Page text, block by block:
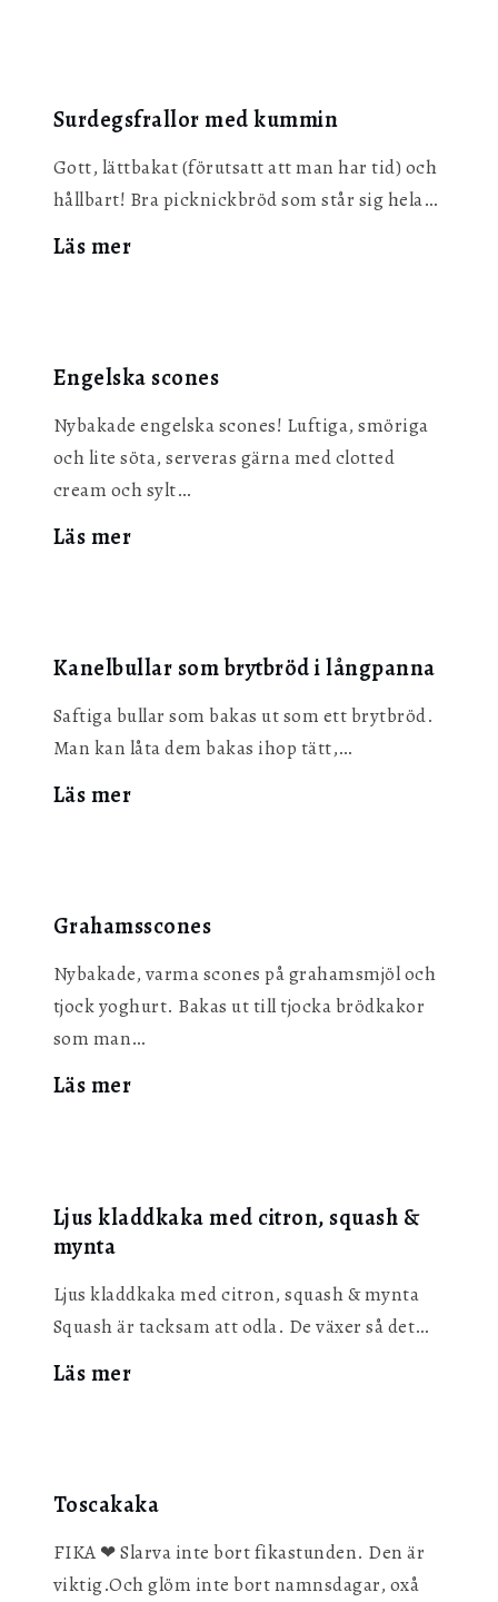
Surdegsfrallor med kummin
Gott, lättbakat (förutsatt att man har tid) och
hållbart! Bra picknickbröd som står sig hela…
Läs mer:
Engelska scones
Nybakade engelska scones! Luftiga, smöriga
och lite söta, serveras gärna med clotted
cream och sylt…
Läs mer:
Kanelbullar som brytbröd i långpanna
Saftiga bullar som bakas ut som ett brytbröd.
Man kan låta dem bakas ihop tätt,…
Läs mer:
långpanna
Grahamsscones
Nybakade, varma scones på grahamsmjöl och
tjock yoghurt. Bakas ut till tjocka brödkakor
som man…
Läs mer:
Ljus kladdkaka med citron, squash &
mynta
Ljus kladdkaka med citron, squash & mynta
Squash är tacksam att odla. De växer så det…
Läs mer:
citron,
squash
&
mynta
Toscakaka
FIKA ❤︎ Slarva inte bort fikastunden. Den är
viktig.Och glöm inte bort namnsdagar, oxå